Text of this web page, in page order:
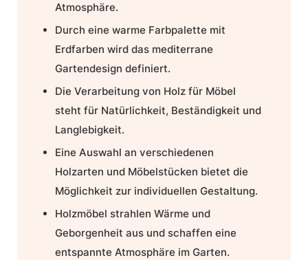
Atmosphäre.
Durch eine warme Farbpalette mit
Erdfarben wird das mediterrane
Gartendesign definiert.
Die Verarbeitung von Holz für Möbel
steht für Natürlichkeit, Beständigkeit und
Langlebigkeit.
Eine Auswahl an verschiedenen
Holzarten und Möbelstücken bietet die
Möglichkeit zur individuellen Gestaltung.
Holzmöbel strahlen Wärme und
Geborgenheit aus und schaffen eine
entspannte Atmosphäre im Garten.